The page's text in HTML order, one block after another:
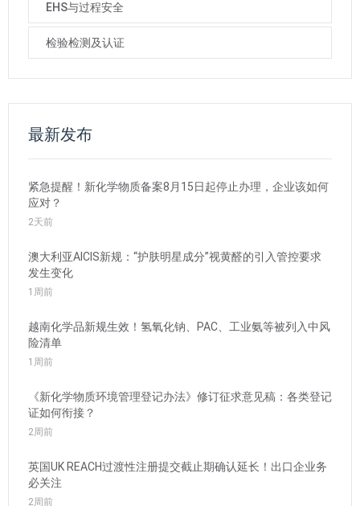
EHS与过程安全
检验检测及认证
最新发布
紧急提醒！新化学物质备案8月15日起停止办理，企业该如何
应对？
2天前
澳大利亚AICIS新规：“护肤明星成分”视黄醛的引入管控要求
发生变化
1周前
越南化学品新规生效！氢氧化钠、PAC、工业氨等被列入中风
险清单
1周前
《新化学物质环境管理登记办法》修订征求意见稿：各类登记
证如何衔接？
2周前
英国UK REACH过渡性注册提交截止期确认延长！出口企业务
必关注
2周前